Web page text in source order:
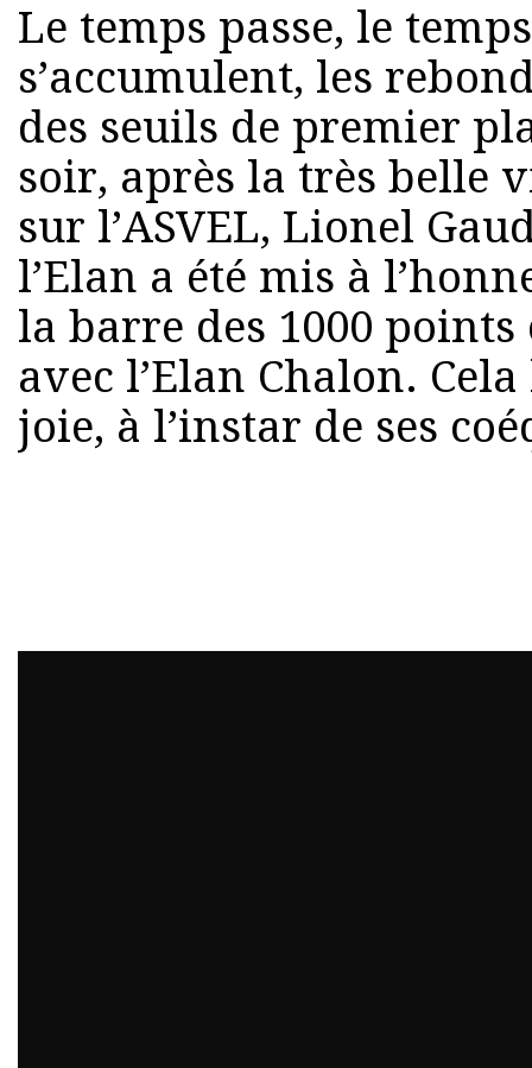
Le temps passe, le
s’accumulent, les
des seuils de premier
soir, après la très belle
sur l’ASVEL, Lionel
l’Elan a été mis à
la barre des 1000 points
avec l’Elan Chalon.
joie, à l’instar de ses